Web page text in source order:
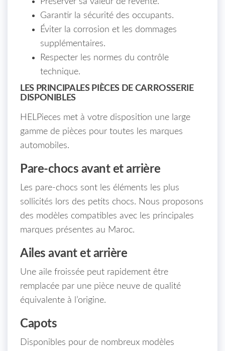
Garantir la sécurité des occupants.
Éviter la corrosion et les dommages
supplémentaires.
Respecter les normes du contrôle
technique.
LES PRINCIPALES PIÈCES DE CARROSSERIE
DISPONIBLES
HELPieces met à votre disposition une large
gamme de pièces pour toutes les marques
automobiles.
Pare-chocs avant et arrière
Les pare-chocs sont les éléments les plus
sollicités lors des petits chocs. Nous proposons
des modèles compatibles avec les principales
marques présentes au Maroc.
Ailes avant et arrière
Une aile froissée peut rapidement être
remplacée par une pièce neuve de qualité
équivalente à l’origine.
Capots
Disponibles pour de nombreux modèles